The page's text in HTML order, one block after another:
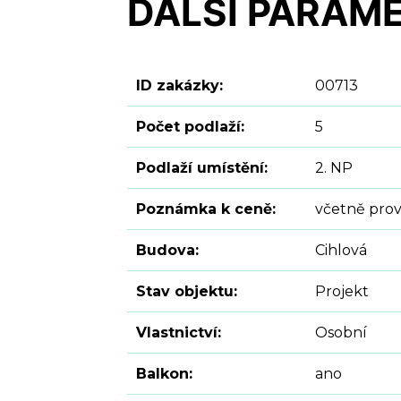
DALŠÍ
ID zakázky: 00713
Počet podlaží: 5
Podlaží umístění: 2. NP
Poznámka k ceně: včetně
Budova: Cihlová
Stav objektu: Projekt
Vlastnictví: Osobní
Balkon: ano